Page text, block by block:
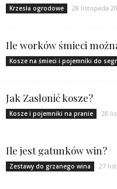
Krzesła ogrodowe 28 listopada
Ile worków śmieci
Kosze na śmieci i pojemniki do
Jak Zasłonić kosze?
Kosze i pojemniki na pranie 28
Ile jest gatunków win?
Zestawy do grzanego wina 27